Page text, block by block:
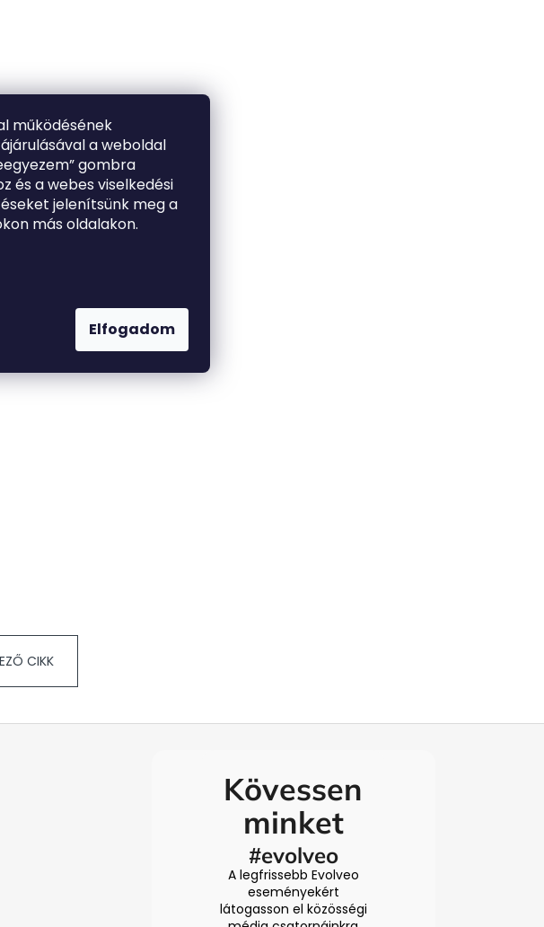
működésének
a weboldal
gombra
és a webes viselkedési
jelenítsünk meg a
más oldalakon.
Elfogadom
CIKK
Kövessen
minket
#evolveo
A legfrissebb Evolveo
eseményekért
látogasson el közösségi